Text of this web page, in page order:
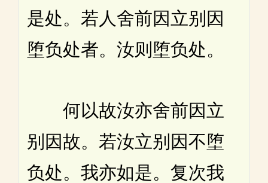
是处。若人舍前因立别因
堕负处者。汝则堕负处。
何以故汝亦舍前因立
别因故。若汝立别因不堕
负处。我亦如是。复次我